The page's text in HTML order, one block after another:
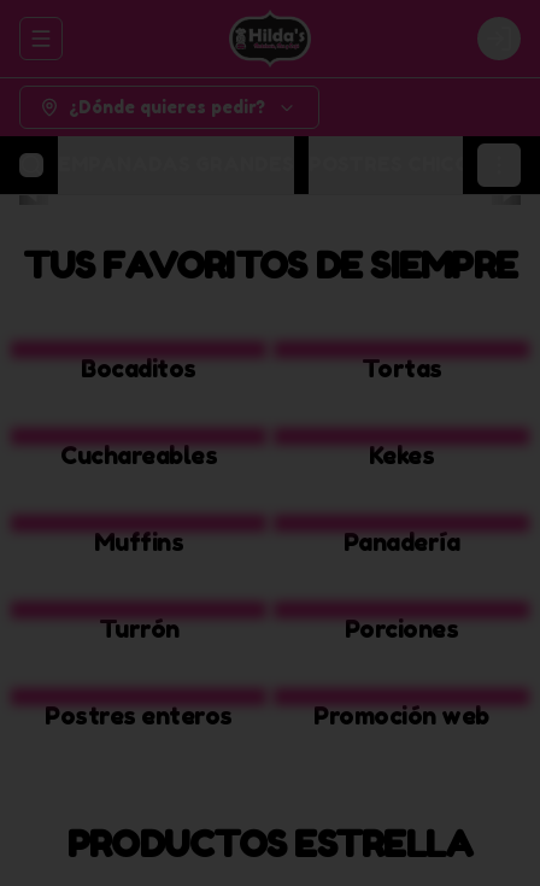
Abrir menu de navegación
¿Dónde quieres pedir?
TUS FAVORITOS DE SIEMPRE
Bocaditos Tortas
Cuchareables Kekes
Muffins Panadería
Turrón Porciones
Postres enteros Promoción web
PRODUCTOS ESTRELLA